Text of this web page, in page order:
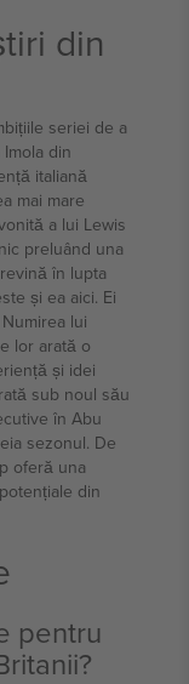
din
seriei de a
din
italiană
mai mare
a lui Lewis
preluând una
în lupta
și ea aici. Ei
lui
lor arată o
și idei
sub noul său
în Abu
sezonul. De
oferă una
din
pentru